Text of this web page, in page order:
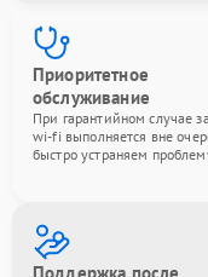
Приоритетное
обслуживание
При гарантийном случае
wi-fi выполняется вне
быстро устраняем